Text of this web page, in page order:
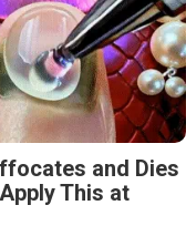
and Dies
This at